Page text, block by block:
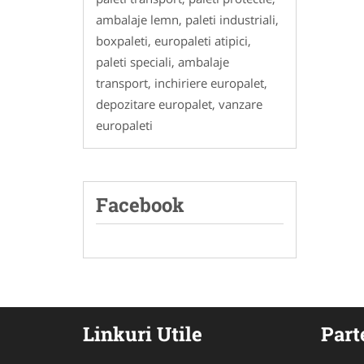
ambalaje lemn, paleti industriali,
boxpaleti, europaleti atipici,
paleti speciali, ambalaje
transport, inchiriere europalet,
depozitare europalet, vanzare
europaleti
Facebook
Linkuri Utile